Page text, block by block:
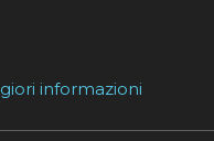
informazioni